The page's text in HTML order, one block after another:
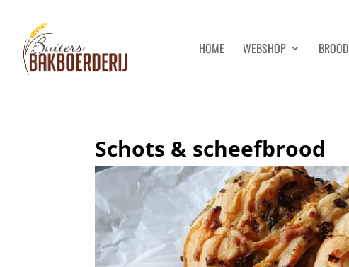
HOME WEBSHOP BROOD
Schots & scheefbrood